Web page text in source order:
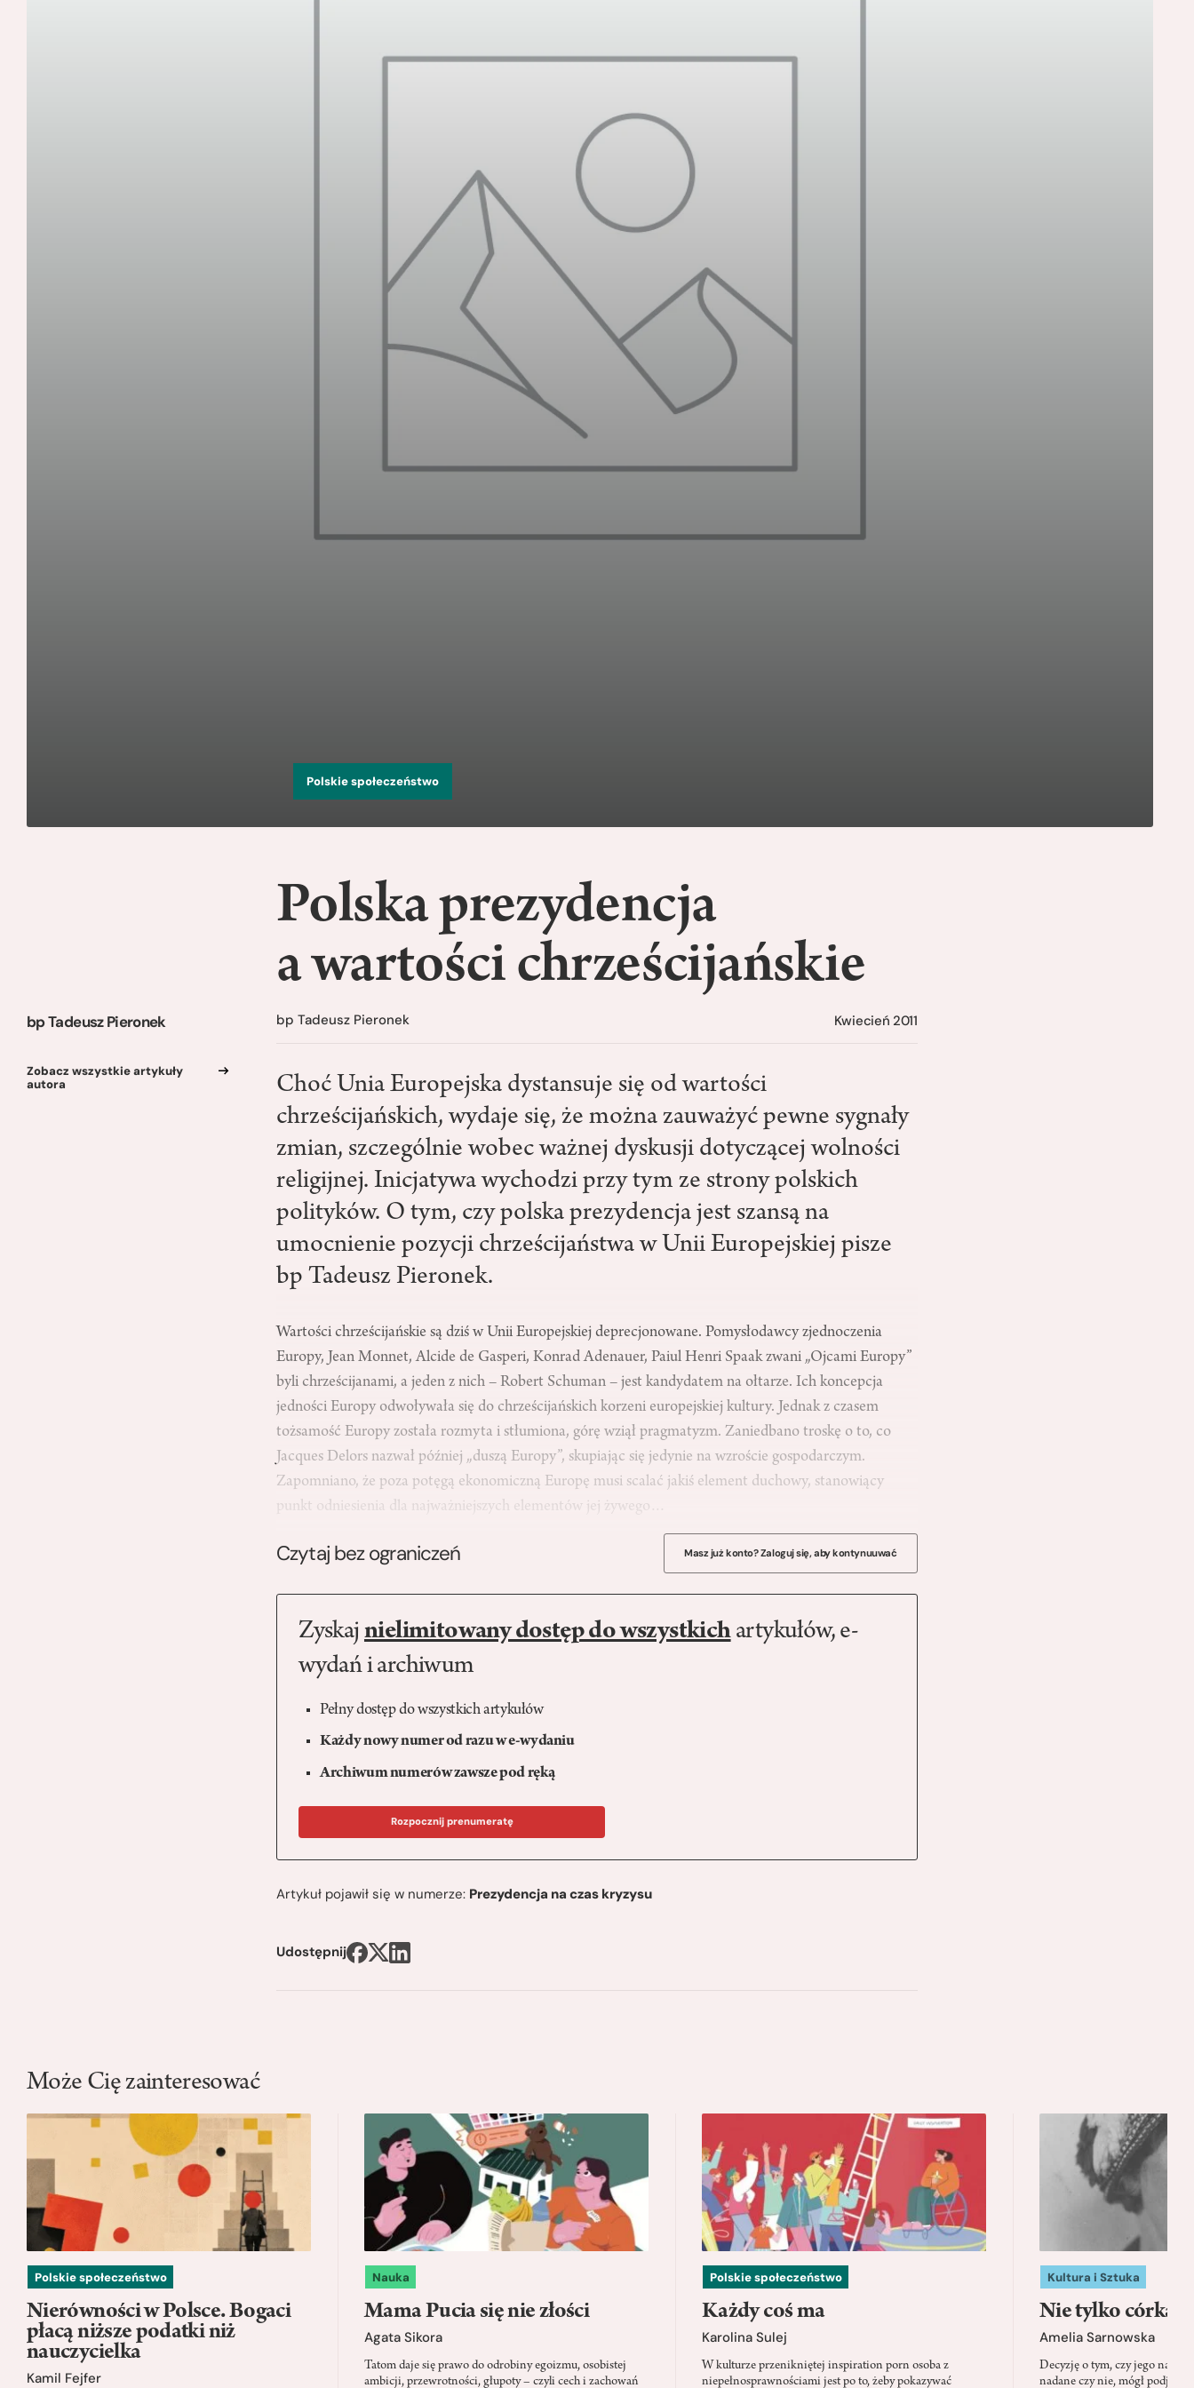
Polskie społeczeństwo
bp Tadeusz Pieronek
Zobacz wszystkie artykuły
autora
Polska prezydencja
a wartości chrześcijańskie
bp Tadeusz Pieronek Kwiecień 2011
Choć Unia Europejska dystansuje się od wartości
chrześcijańskich, wydaje się, że można zauważyć pewne sygnały
zmian, szczególnie wobec ważnej dyskusji dotyczącej wolności
religijnej. Inicjatywa wychodzi przy tym ze strony polskich
polityków. O tym, czy polska prezydencja jest szansą na
umocnienie pozycji chrześcijaństwa w Unii Europejskiej pisze
bp Tadeusz Pieronek.
Wartości chrześcijańskie są dziś w Unii Europejskiej deprecjonowane. Pomysłodawcy zjednoczenia
Europy, Jean Monnet, Alcide de Gasperi, Konrad Adenauer, Paiul Henri Spaak zwani „Ojcami Europy”
byli chrześcijanami, a jeden z nich – Robert Schuman – jest kandydatem na ołtarze. Ich koncepcja
jedności Europy odwoływała się do chrześcijańskich korzeni europejskiej kultury. Jednak z czasem
tożsamość Europy została rozmyta i stłumiona, górę wziął pragmatyzm. Zaniedbano troskę o to, co
Jacques Delors nazwał później „duszą Europy”, skupiając się jedynie na wzroście gospodarczym.
Zapomniano, że poza potęgą ekonomiczną Europę musi scalać jakiś element duchowy, stanowiący
punkt odniesienia dla najważniejszych elementów jej żywego…
Czytaj bez ograniczeń Masz już konto? Zaloguj się, aby kontynuuwać
Zyskaj nielimitowany dostęp do wszystkichartykułów, e-
wydań i archiwum
Pełny dostęp do wszystkich artykułów
Każdy nowy numer od razu w e-wydaniu
Archiwum numerów zawsze pod ręką
Rozpocznij prenumeratę
Artykuł pojawił się w numerze: Prezydencja na czas kryzysu
Udostępnij
Może Cię zainteresować
Polskie społeczeństwo
Nierówności w Polsce. Bogaci
płacą niższe podatki niż
nauczycielka
Kamil Fejfer
Nauka
Mama Pucia się nie złości
Agata Sikora
Tatom daje się prawo do odrobiny egoizmu, osobistej
ambicji, przewrotności, głupoty – czyli cech i zachowań
Polskie społeczeństwo
Każdy coś ma
Karolina Sulej
W kulturze przenikniętej inspiration porn osoba z
niepełnosprawnościami jest po to, żeby pokazywać
Kultura i Sztuka
Nie tylko córka
Amelia Sarnowska
Decyzję o tym, czy jego
nadane czy nie, mógł podjąć